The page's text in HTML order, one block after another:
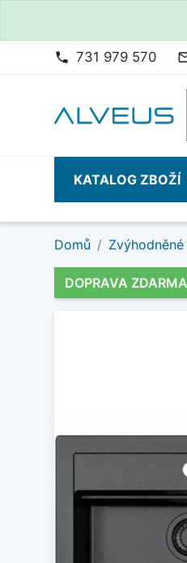
phone 731 979 570
KATALOG ZBOŽÍ
Domů
DOPRAVA ZDARMA